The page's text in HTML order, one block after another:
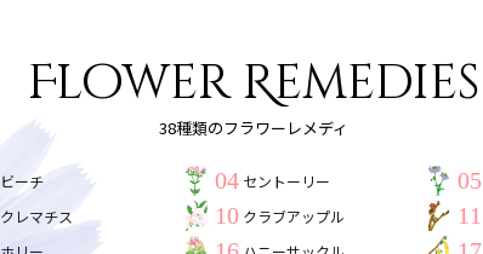
Flower Remedies
38種類のフラワーレメディ
ビーチ 04 セントーリー 05
クレマチス 10 クラブアップル 11